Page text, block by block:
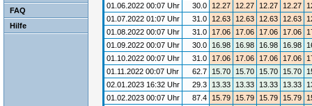
FAQ
Hilfe
01.06.2022 00:07 Uhr
30.0 12.27 12.27 12.27 12.27
01.07.2022 01:07 Uhr
31.0 12.63 12.63 12.63 12.63
01.08.2022 00:07 Uhr
31.0 17.06 17.06 17.06 17.06
01.09.2022 00:07 Uhr
30.0 16.98 16.98 16.98 16.98
01.10.2022 00:07 Uhr
31.0 17.06 17.06 17.06 17.06
01.11.2022 00:07 Uhr
62.7 15.70 15.70 15.70 15.70
02.01.2023 16:32 Uhr
29.3 13.33 13.33 13.33 13.33
01.02.2023 00:07 Uhr
87.4 15.79 15.79 15.79 15.79